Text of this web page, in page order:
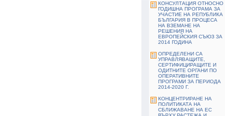
КОНСУЛТАЦИЯ ОТНОСНО
ГОДИШНА ПРОГРАМА ЗА
УЧАСТИЕ НА РЕПУБЛИКА
БЪЛГАРИЯ В ПРОЦЕСА
НА ВЗЕМАНЕ НА
РЕШЕНИЯ НА
ЕВРОПЕЙСКИЯ СЪЮЗ ЗА
2014 ГОДИНА
ОПРЕДЕЛЕНИ СА
УПРАВЛЯВАЩИТЕ,
СЕРТИФИЦИРАЩИТЕ И
ОДИТНИТЕ ОРГАНИ ПО
ОПЕРАТИВНИТЕ
ПРОГРАМИ ЗА ПЕРИОДА
2014-2020 Г.
КОНЦЕНТРИРАНЕ НА
ПОЛИТИКАТА НА
СБЛИЖАВАНЕ НА ЕС